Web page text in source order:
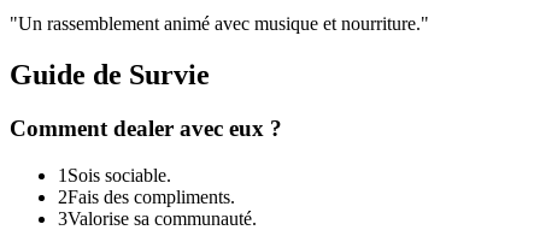
"Un rassemblement animé avec musique et nourriture."
Guide de Survie
Comment dealer avec eux ?
1 Sois sociable.
2Fais des compliments.
3Valorise sa communauté.